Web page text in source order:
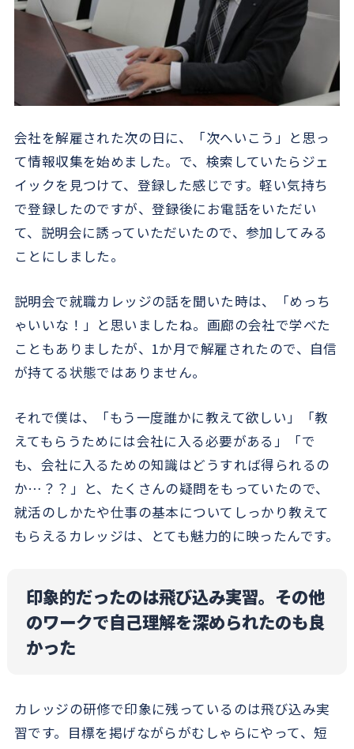
会社を解雇された次の日に、「次へいこう」と思っ
て情報収集を始めました。で、検索していたらジェ
イックを見つけて、登録した感じです。軽い気持ち
で登録したのですが、登録後にお電話をいただい
て、説明会に誘っていただいたので、参加してみる
ことにしました。
説明会で就職カレッジの話を聞いた時は、「めっち
ゃいいな！」と思いましたね。画廊の会社で学べた
こともありましたが、1か月で解雇されたので、自信
が持てる状態ではありません。
それで僕は、「もう一度誰かに教えて欲しい」「教
えてもらうためには会社に入る必要がある」「で
も、会社に入るための知識はどうすれば得られるの
か…？？」と、たくさんの疑問をもっていたので、
就活のしかたや仕事の基本についてしっかり教えて
もらえるカレッジは、とても魅力的に映ったんです。
印象的だったのは飛び込み実習。その他
のワークで自己理解を深められたのも良
かった
カレッジの研修で印象に残っているのは飛び込み実
習です。目標を掲げながらがむしゃらにやって、短